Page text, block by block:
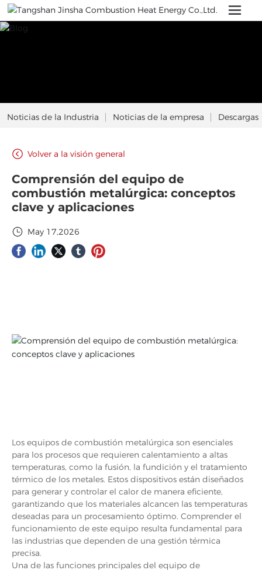
Noticias de la Industria Noticias de la empresa Descargas
Volver a la visión general
Comprensión del equipo de
combustión metalúrgica: conceptos
clave y aplicaciones
May 17,2026
Los equipos de combustión metalúrgica son esenciales
para los procesos que requieren calentamiento a altas
temperaturas, como la fusión, la fundición y el tratamiento
térmico de los metales. Estos dispositivos están diseñados
para generar y controlar el calor de manera eficiente,
garantizando que los materiales alcancen las temperaturas
deseadas para un procesamiento óptimo. Comprender el
funcionamiento de este equipo resulta fundamental para
las industrias que dependen de una gestión térmica
precisa.
Una de las funciones principales del equipo de